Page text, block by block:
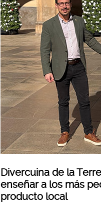
Divercuina de la
enseñar a los más
producto local